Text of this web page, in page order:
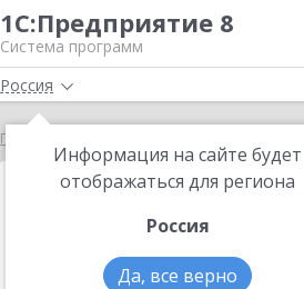
1С:Предприятие 8
Система программ
Россия
Информация на сайте будет
отображаться для региона
Россия
Да, все верно
Главная
Магрус
625031, Тюменская
Телефон: +7 (3452) 68-1280